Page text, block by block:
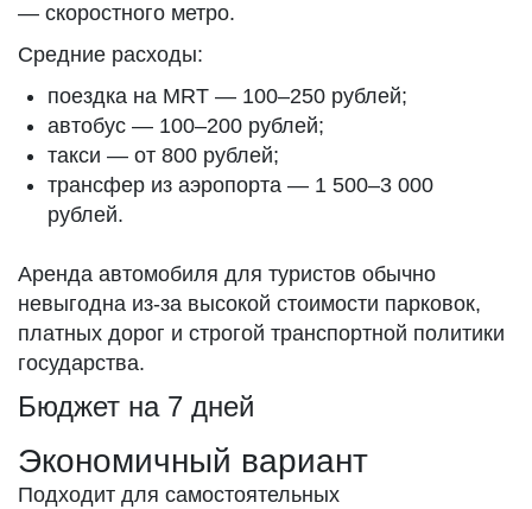
— скоростного метро.
Средние расходы:
поездка на MRT — 100–250 рублей;
автобус — 100–200 рублей;
такси — от 800 рублей;
трансфер из аэропорта — 1 500–3 000
рублей.
Аренда автомобиля для туристов обычно
невыгодна из-за высокой стоимости парковок,
платных дорог и строгой транспортной политики
государства.
Бюджет на 7 дней
Экономичный вариант
Подходит для самостоятельных